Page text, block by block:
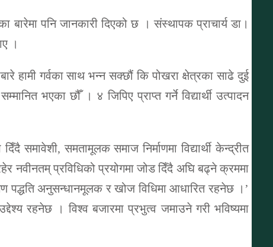
बारेमा पनि जानकारी दिएको छ । संस्थापक प्राचार्य डा।
।
हामी गर्वका साथ भन्न सक्छौं कि पोखरा क्षेत्रका साढे दुई
भएका छौँ । ४ जिपिए प्राप्त गर्ने विद्यार्थी उत्पादन
समावेशी, समतामूलक समाज निर्माणमा विद्यार्थी केन्द्रीत
नवीनतम् प्रविधिको प्रयोगमा जोड दिँदै अघि बढ्ने क्रममा
पद्धति अनुसन्धानमूलक र खोज विधिमा आधारित रहनेछ ।’
रहनेछ । विश्व बजारमा प्रभुत्व जमाउने गरी भविष्यमा